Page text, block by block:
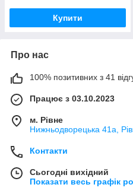
Купити
Про нас
100% позитивних з 41
Працює з 03.10.2023
м. Рівне
Нижньодворецька 41а,
Контакти
Сьогодні вихідний
Показати весь графік